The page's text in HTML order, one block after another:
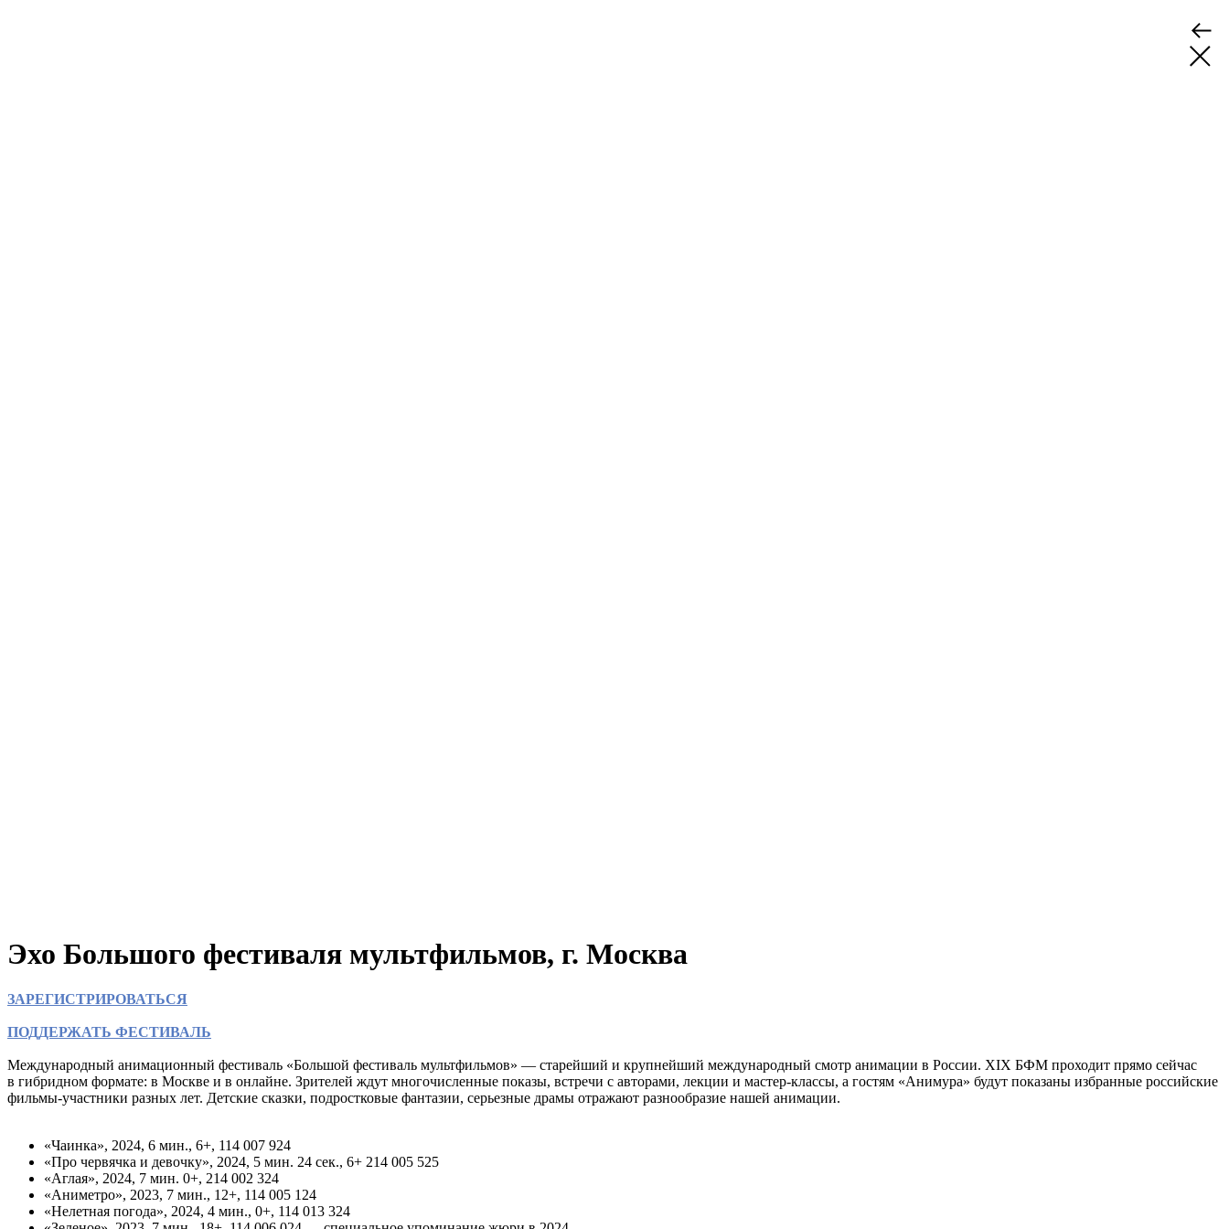
Эхо Большого фестиваля мультфильмов, г. Москва
ЗАРЕГИСТРИРОВАТЬСЯ
ПОДДЕРЖАТЬ ФЕСТИВАЛЬ
Международный анимационный фестиваль «Большой фестиваль мультфильмов» — старейший и крупнейший международный смотр анимации в России. XIX БФМ проходит прямо сейчас
в гибридном формате: в Москве и в онлайне. Зрителей ждут многочисленные показы, встречи с авторами, лекции и мастер-классы, а гостям «Анимура» будут показаны избранные российские
фильмы-участники разных лет. Детские сказки, подростковые фантазии, серьезные драмы отражают разнообразие нашей анимации.
«Чаинка», 2024, 6 мин., 6+, 114 007 924
«Про червячка и девочку», 2024, 5 мин. 24 сек., 6+ 214 005 525
«Аглая», 2024, 7 мин. 0+, 214 002 324
«Аниметро», 2023, 7 мин., 12+, 114 005 124
«Нелетная погода», 2024, 4 мин., 0+, 114 013 324